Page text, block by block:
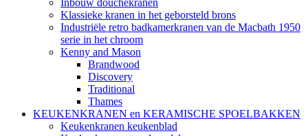
Inbouw douchekranen
Klassieke kranen in het geborsteld brons
Industriële retro badkamerkranen van de Macbath 1950
serie in het chroom
Kenny and Mason
Brandwood
Discovery
Traditional
Thames
KEUKENKRANEN en KERAMISCHE SPOELBAKKEN
Keukenkranen keukenblad